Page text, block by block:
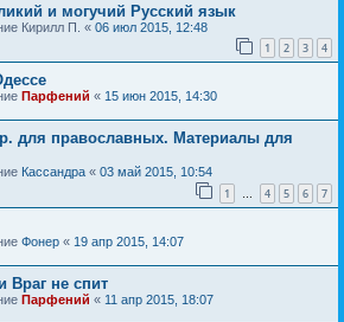
и могучий Русский язык
Кирилл П. « 06 июл 2015, 12:48
1 2 3 4
Парфений « 15 июн 2015, 14:30
для православных. Материалы для
Кассандра « 03 май 2015, 10:54
1 … 4 5 6 7
Фонер « 19 апр 2015, 14:07
Враг не спит
Парфений « 11 апр 2015, 18:07